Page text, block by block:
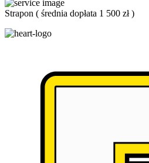
Strapon ( średnia dopłata 1 500 zł)